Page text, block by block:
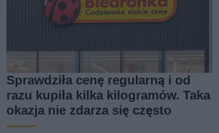
Sprawdziła cenę regularną i od
razu kupiła kilka kilogramów. Taka
okazja nie zdarza się często